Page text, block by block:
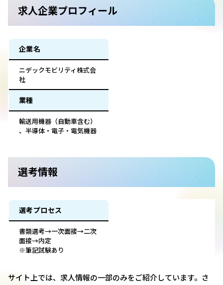
求人企業プロフィール
企業名
ニデックモビリティ株式会
社
業種
輸送用機器（自動車含む）
、半導体・電子・電気機器
選考情報
選考プロセス
書類選考→一次面接→二次
面接→内定
※筆記試験あり
サイト上では、求人情報の一部のみをご紹介しています。さ